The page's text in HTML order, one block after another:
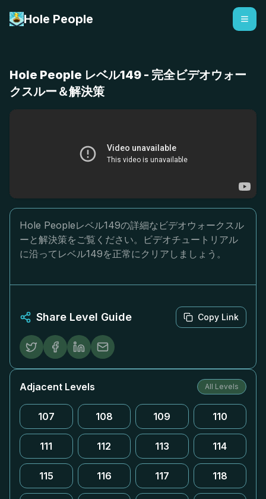
Hole People
Hole People レベル149 - 完全ビデオウォー
クスルー＆解決策
Hole Peopleレベル149の詳細なビデオウォークスル
ーと解決策をご覧ください。ビデオチュートリアル
に沿ってレベル149を正常にクリアしましょう。
Share Level Guide Copy Link
Adjacent Levels All Levels
107 108 109 110
111 112 113 114
115 116 117 118